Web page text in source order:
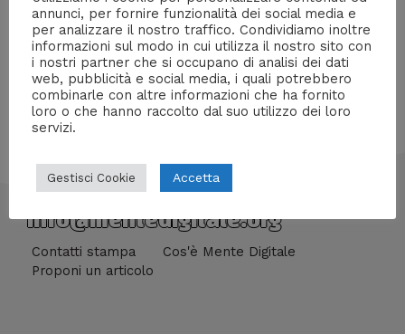
arrivare là dove nessun uomo è mai giunto prima. Il
nuovo fantastico progetto di Stephen Hawking.
info@mentedigitale.org
Contatti stampa
Cos'è Mente Digitale
Proponi un articolo
annunci, per fornire funzionalità dei social media e
per analizzare il nostro traffico. Condividiamo inoltre
informazioni sul modo in cui utilizza il nostro sito con
i nostri partner che si occupano di analisi dei dati
web, pubblicità e social media, i quali potrebbero
combinarle con altre informazioni che ha fornito
loro o che hanno raccolto dal suo utilizzo dei loro
servizi.
Gestisci Cookie Accetta